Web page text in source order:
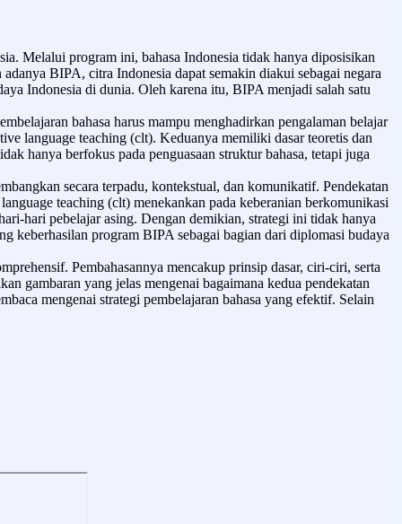
Melalui program ini, bahasa Indonesia tidak hanya diposisikan
BIPA, citra Indonesia dapat semakin diakui sebagai negara
Indonesia di dunia. Oleh karena itu, BIPA menjadi salah satu
bahasa harus mampu menghadirkan pengalaman belajar
language teaching (clt). Keduanya memiliki dasar teoretis dan
hanya berfokus pada penguasaan struktur bahasa, tetapi juga
secara terpadu, kontekstual, dan komunikatif. Pendekatan
teaching (clt) menekankan pada keberanian berkomunikasi
hari pebelajar asing. Dengan demikian, strategi ini tidak hanya
keberhasilan program BIPA sebagai bagian dari diplomasi budaya
Pembahasannya mencakup prinsip dasar, ciri-ciri, serta
gambaran yang jelas mengenai bagaimana kedua pendekatan
mengenai strategi pembelajaran bahasa yang efektif. Selain